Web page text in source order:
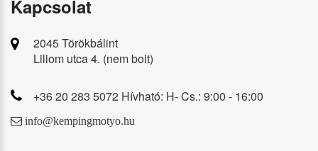
Kapcsolat
2045 Törökbálint
Liliom utca 4. (nem bolt)
+36 20 283 5072 Hívható: H- Cs.: 9:00 - 16:00
info@kempingmotyo.hu